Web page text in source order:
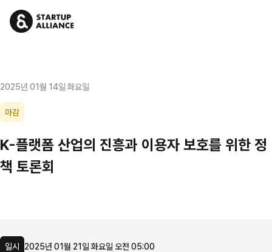
2025년 01월 14일 화요일
마감
K-플랫폼 산업의 진흥과 이용자 보호를 위한 정
책 토론회
일시 2025년 01월 21일 화요일 오전 05:00